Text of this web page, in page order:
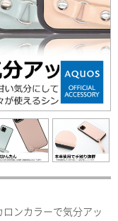
ロンカラーで気分アッ